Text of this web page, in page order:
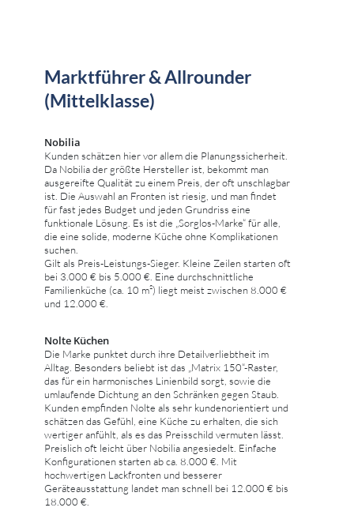
Marktführer & Allrounder
(Mittelklasse)
Nobilia
Kunden schätzen hier vor allem die Planungssicherheit.
Da Nobilia der größte Hersteller ist, bekommt man
ausgereifte Qualität zu einem Preis, der oft unschlagbar
ist. Die Auswahl an Fronten ist riesig, und man findet
für fast jedes Budget und jeden Grundriss eine
funktionale Lösung. Es ist die „Sorglos-Marke“ für alle,
die eine solide, moderne Küche ohne Komplikationen
suchen.
Gilt als Preis-Leistungs-Sieger. Kleine Zeilen starten oft
bei 3.000 € bis 5.000 €. Eine durchschnittliche
Familienküche (ca. 10 m²) liegt meist zwischen 8.000 €
und 12.000 €.
Nolte Küchen
Die Marke punktet durch ihre Detailverliebtheit im
Alltag. Besonders beliebt ist das „Matrix 150“-Raster,
das für ein harmonisches Linienbild sorgt, sowie die
umlaufende Dichtung an den Schränken gegen Staub.
Kunden empfinden Nolte als sehr kundenorientiert und
schätzen das Gefühl, eine Küche zu erhalten, die sich
wertiger anfühlt, als es das Preisschild vermuten lässt.
Preislich oft leicht über Nobilia angesiedelt. Einfache
Konfigurationen starten ab ca. 8.000 €. Mit
hochwertigen Lackfronten und besserer
Geräteausstattung landet man schnell bei 12.000 € bis
18.000 €.